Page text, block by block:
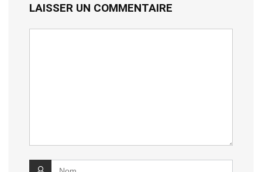
LAISSER UN COMMENTAIRE